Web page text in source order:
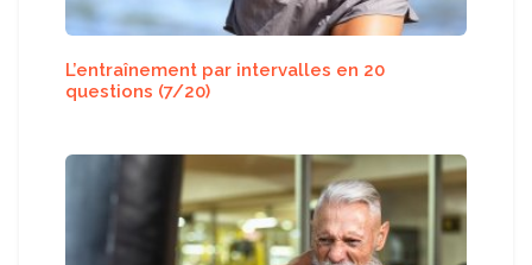
L’entraînement par intervalles en 20
questions (7/20)